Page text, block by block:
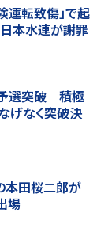
運転致傷」で起
本水連が謝罪
予選突破 積極
げなく突破決
本田桜二郎が
場